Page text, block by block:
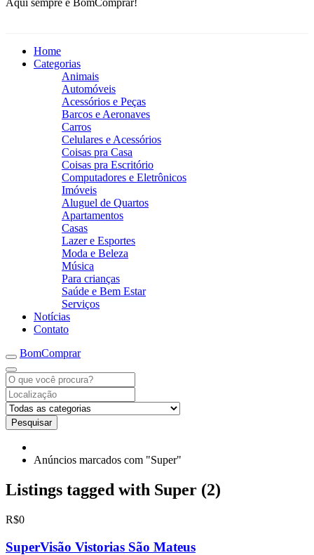
Aqui sempre é BomComprar!
Home
Categorias
Animais
Automóveis
Acessórios e Peças
Barcos e Aeronaves
Carros
Celulares e Acessórios
Coisas pra Casa
Coisas pra Escritório
Computadores e Eletrônicos
Imóveis
Aluguel de Quartos
Apartamentos
Casas
Lazer e Esportes
Moda e Beleza
Música
Para crianças
Saúde e Bem Estar
Serviços
Notícias
Contato
BomComprar
Pesquisar
Anúncios marcados com "Super"
Listings tagged with Super (2)
R$0
SuperVisão Vistorias São Mateus